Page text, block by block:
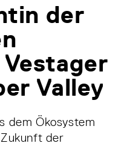
der
Valley
dem Ökosystem
der